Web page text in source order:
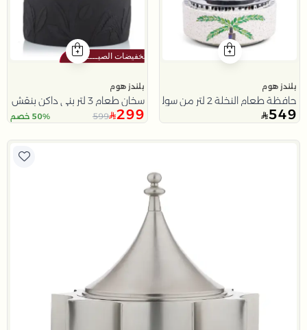
بلندز هوم
حافظة طعام النخلة 2 لتر من سولانا
549
بلندز هوم
سخان طعام 3 لتر بني داكن بنقش الزهور من ملاذ
299
599 50% خصم